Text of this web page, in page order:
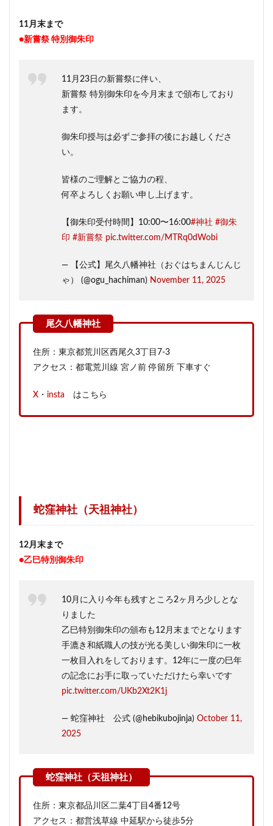
11月末まで
●新嘗祭 特別御朱印
11月23日の新嘗祭に伴い、
新嘗祭 特別御朱印を今月末まで頒布しており
ます。
御朱印授与は必ずご参拝の後にお越しくださ
い。
皆様のご理解とご協力の程、
何卒よろしくお願い申し上げます。
【御朱印受付時間】10:00〜16:00#神社 #御朱
印 #新嘗祭 pic.twitter.com/MTRq0dWobi
— 【公式】尾久八幡神社（おぐはちまんじんじ
ゃ） (@ogu_hachiman) November 11, 2025
住所：東京都荒川区西尾久3丁目7-3
アクセス：都電荒川線 宮ノ前 停留所 下車すぐ
X ・ insta はこちら
蛇窪神社（天祖神社）
12月末まで
●乙巳特別御朱印
10月に入り今年も残すところ2ヶ月ろ少しとな
りました
乙巳特別御朱印の頒布も12月末までとなります
手漉き和紙職人の技が光る美しい御朱印に一枚
一枚目入れをしております。12年に一度の巳年
の記念にお手に取っていただけたら幸いです
pic.twitter.com/UKb2Xt2K1j
— 蛇窪神社 公式 (@hebikubojinja) October 11,
2025
住所：東京都品川区二葉4丁目4番12号
アクセス：都営浅草線 中延駅から徒歩5分